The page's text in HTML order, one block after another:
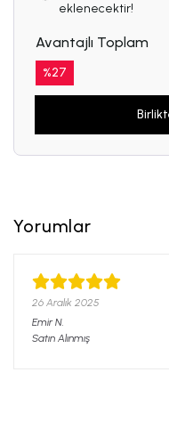
eklenecektir!
Avantajlı Toplam
%27
Yorumlar
26 Aralık 2025
Emir N.
Satın Alınmış